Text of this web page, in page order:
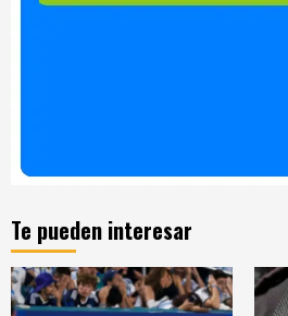
Te pueden interesar